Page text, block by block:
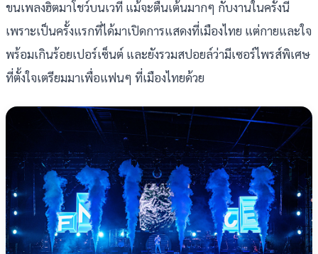
ขนเพลงฮิตมาโชว์บนเวที แม้จะตื่นเต้นมากๆ กับงานในครั้งนี้
เพราะเป็นครั้งแรกที่ได้มาเปิดการแสดงที่เมืองไทย แต่กายและใจ
พร้อมเกินร้อยเปอร์เซ็นต์ และยังรวมสปอยล์ว่ามีเซอร์ไพรส์พิเศษ
ที่ตั้งใจเตรียมมาเพื่อแฟนๆ ที่เมืองไทยด้วย